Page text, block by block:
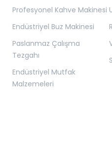
Profesyonel Kahve Makinesi
Endüstriyel Buz Makinesi
Paslanmaz Çalışma
Tezgahı
Endüstriyel Mutfak
Malzemeleri